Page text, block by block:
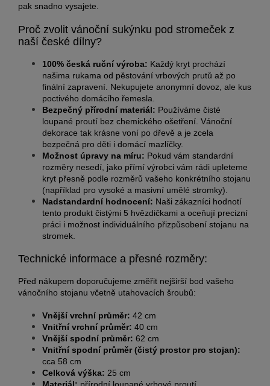
pak snadno vysajete.
Proč zvolit vánoční sukýnku pod stromeček z
naší české dílny?
100% česká ruční výroba: Každý kryt prochází
našima rukama od pěstování vrbových prutů až po
finální zapravení. Nekupujete anonymní dovoz, ale kus
poctivého domácího řemesla.
Bezpečný přírodní materiál: Používáme čisté
loupané proutí bez chemického ošetření. Vánoční
dekorace tak krásne voní po dřevě a je zcela
bezpečná pro děti i domácí mazlíčky.
Možnost úpravy na míru: Pokud vám standardní
rozměry nesedí, jako přímí výrobci vám rádi upleteme
kryt přesně podle rozměrů vašeho konkrétního stojanu
(například pro vysoké a masivní umělé stromky).
Nadstandardní hodnocení: Naši zákazníci hodnotí
tento produkt čistými 5 hvězdičkami a oceňují precizní
práci i možnost individuálního přizpůsobení stojanu na
stromek.
Technické informace a přesné rozměry:
Před nákupem doporučujeme změřit nejširší bod vašeho
vánočního stojanu včetně utahovacích šroubů:
Vnější vrchní průměr: 42 cm
Vnitřní vrchní průměr: 40 cm
Vnější spodní průměr: 62 cm
Vnitřní spodní průměr (čistý prostor pro stojan):
cca 58 cm
Celková výška: 25 cm